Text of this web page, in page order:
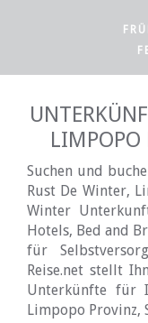
LIMPOPO
Suchen und
Rust De Winter,
Winter
Hotels, Bed and
für
Reise.net stellt
Unterkünfte für
Limpopo Provinz,